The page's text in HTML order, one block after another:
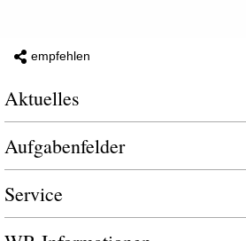
empfehlen
Aktuelles
Aufgabenfelder
Service